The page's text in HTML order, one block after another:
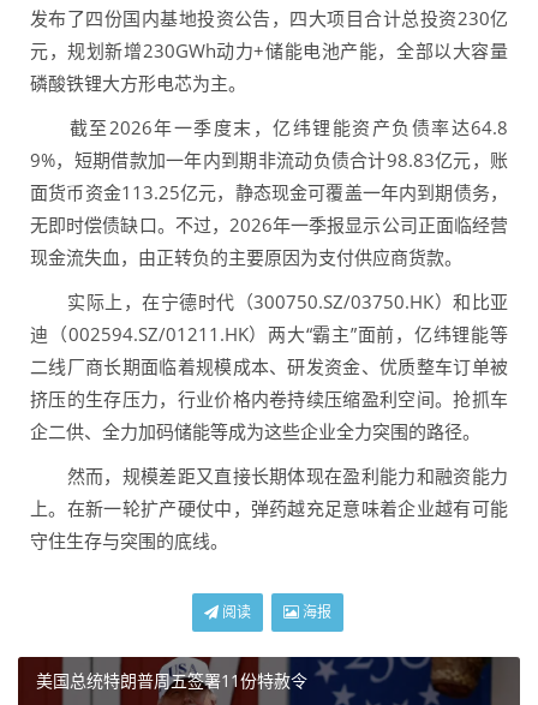
发布了四份国内基地投资公告，四大项目合计总投资230亿
元，规划新增230GWh动力+储能电池产能，全部以大容量
磷酸铁锂大方形电芯为主。
截至2026年一季度末，亿纬锂能资产负债率达64.8
9%，短期借款加一年内到期非流动负债合计98.83亿元，账
面货币资金113.25亿元，静态现金可覆盖一年内到期债务，
无即时偿债缺口。不过，2026年一季报显示公司正面临经营
现金流失血，由正转负的主要原因为支付供应商货款。
实际上，在宁德时代（300750.SZ/03750.HK）和比亚
迪（002594.SZ/01211.HK）两大“霸主”面前，亿纬锂能等
二线厂商长期面临着规模成本、研发资金、优质整车订单被
挤压的生存压力，行业价格内卷持续压缩盈利空间。抢抓车
企二供、全力加码储能等成为这些企业全力突围的路径。
然而，规模差距又直接长期体现在盈利能力和融资能力
上。在新一轮扩产硬仗中，弹药越充足意味着企业越有可能
守住生存与突围的底线。
阅读 海报
美国总统特朗普周五签署11份特赦令